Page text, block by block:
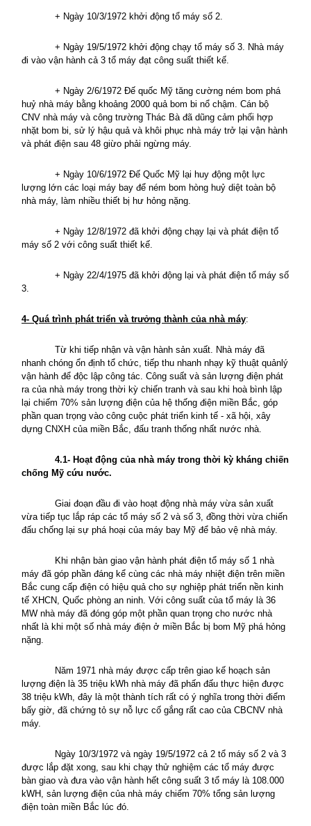
+ Ngày 10/3/1972 khởi động tổ máy số 2.
+ Ngày 19/5/1972 khởi động chạy tổ máy số 3. Nhà máy
đi vào vận hành cả 3 tổ máy đạt công suất thiết kế.
+ Ngày 2/6/1972 Đế quốc Mỹ tăng cường ném bom phá
huỷ nhà máy bằng khoảng 2000 quả bom bi nổ chậm. Cán bộ
CNV nhà máy và công trường Thác Bà đã dũng cảm phối hợp
nhặt bom bi, sử lý hậu quả và khôi phục nhà máy trở lại vận hành
và phát điện sau 48 giừo phải ngừng máy.
+ Ngày 10/6/1972 Đế Quốc Mỹ lại huy động một lực
lượng lớn các loại máy bay để ném bom hòng huỷ diệt toàn bộ
nhà máy, làm nhiều thiết bị hư hỏng nặng.
+ Ngày 12/8/1972 đã khởi động chạy lại và phát điện tổ
máy số 2 với công suất thiết kế.
+ Ngày 22/4/1975 đã khởi động lại và phát điện tổ máy số
3.
4- Quá trình phát triển và trưởng thành của nhà máy:
Từ khi tiếp nhận và vận hành sản xuất. Nhà máy đã
nhanh chóng ổn định tổ chức, tiếp thu nhanh nhạy kỹ thuật quảnlý
vận hành để độc lập công tác. Công suất và sản lượng điện phát
ra của nhà máy trong thời kỳ chiến tranh và sau khi hoà bình lập
lại chiếm 70% sản lượng điện của hệ thống điện miền Bắc, góp
phần quan trọng vào công cuộc phát triển kinh tế - xã hội, xây
dựng CNXH của miền Bắc, đấu tranh thống nhất nước nhà.
4.1- Hoạt động của nhà máy trong thời kỳ kháng chiến
chống Mỹ cứu nước.
Giai đoạn đầu đi vào hoạt động nhà máy vừa sản xuất
vừa tiếp tục lắp ráp các tổ máy số 2 và số 3, đồng thời vừa chiến
đấu chống lại sự phá hoại của máy bay Mỹ để bảo vệ nhà máy.
Khi nhận bàn giao vận hành phát điện tổ máy số 1 nhà
máy đã góp phần đáng kể cùng các nhà máy nhiệt điện trên miền
Bắc cung cấp điện có hiệu quả cho sự nghiệp phát triển nền kinh
tế XHCN, Quốc phòng an ninh. Với công suất của tổ máy là 36
MW nhà máy đã đóng góp một phần quan trọng cho nước nhà
nhất là khi một số nhà máy điện ở miền Bắc bị bom Mỹ phá hỏng
nặng.
Năm 1971 nhà máy được cấp trên giao kế hoạch sản
lượng điện là 35 triệu kWh nhà máy đã phấn đấu thực hiện được
38 triệu kWh, đây là một thành tích rất có ý nghĩa trong thời điểm
bấy giờ, đã chứng tỏ sự nỗ lực cố gắng rất cao của CBCNV nhà
máy.
Ngày 10/3/1972 và ngày 19/5/1972 cả 2 tổ máy số 2 và 3
được lắp đặt xong, sau khi chạy thử nghiệm các tổ máy được
bàn giao và đưa vào vận hành hết công suất 3 tổ máy là 108.000
kWH, sản lượng điện của nhà máy chiếm 70% tổng sản lượng
điện toàn miền Bắc lúc đó.